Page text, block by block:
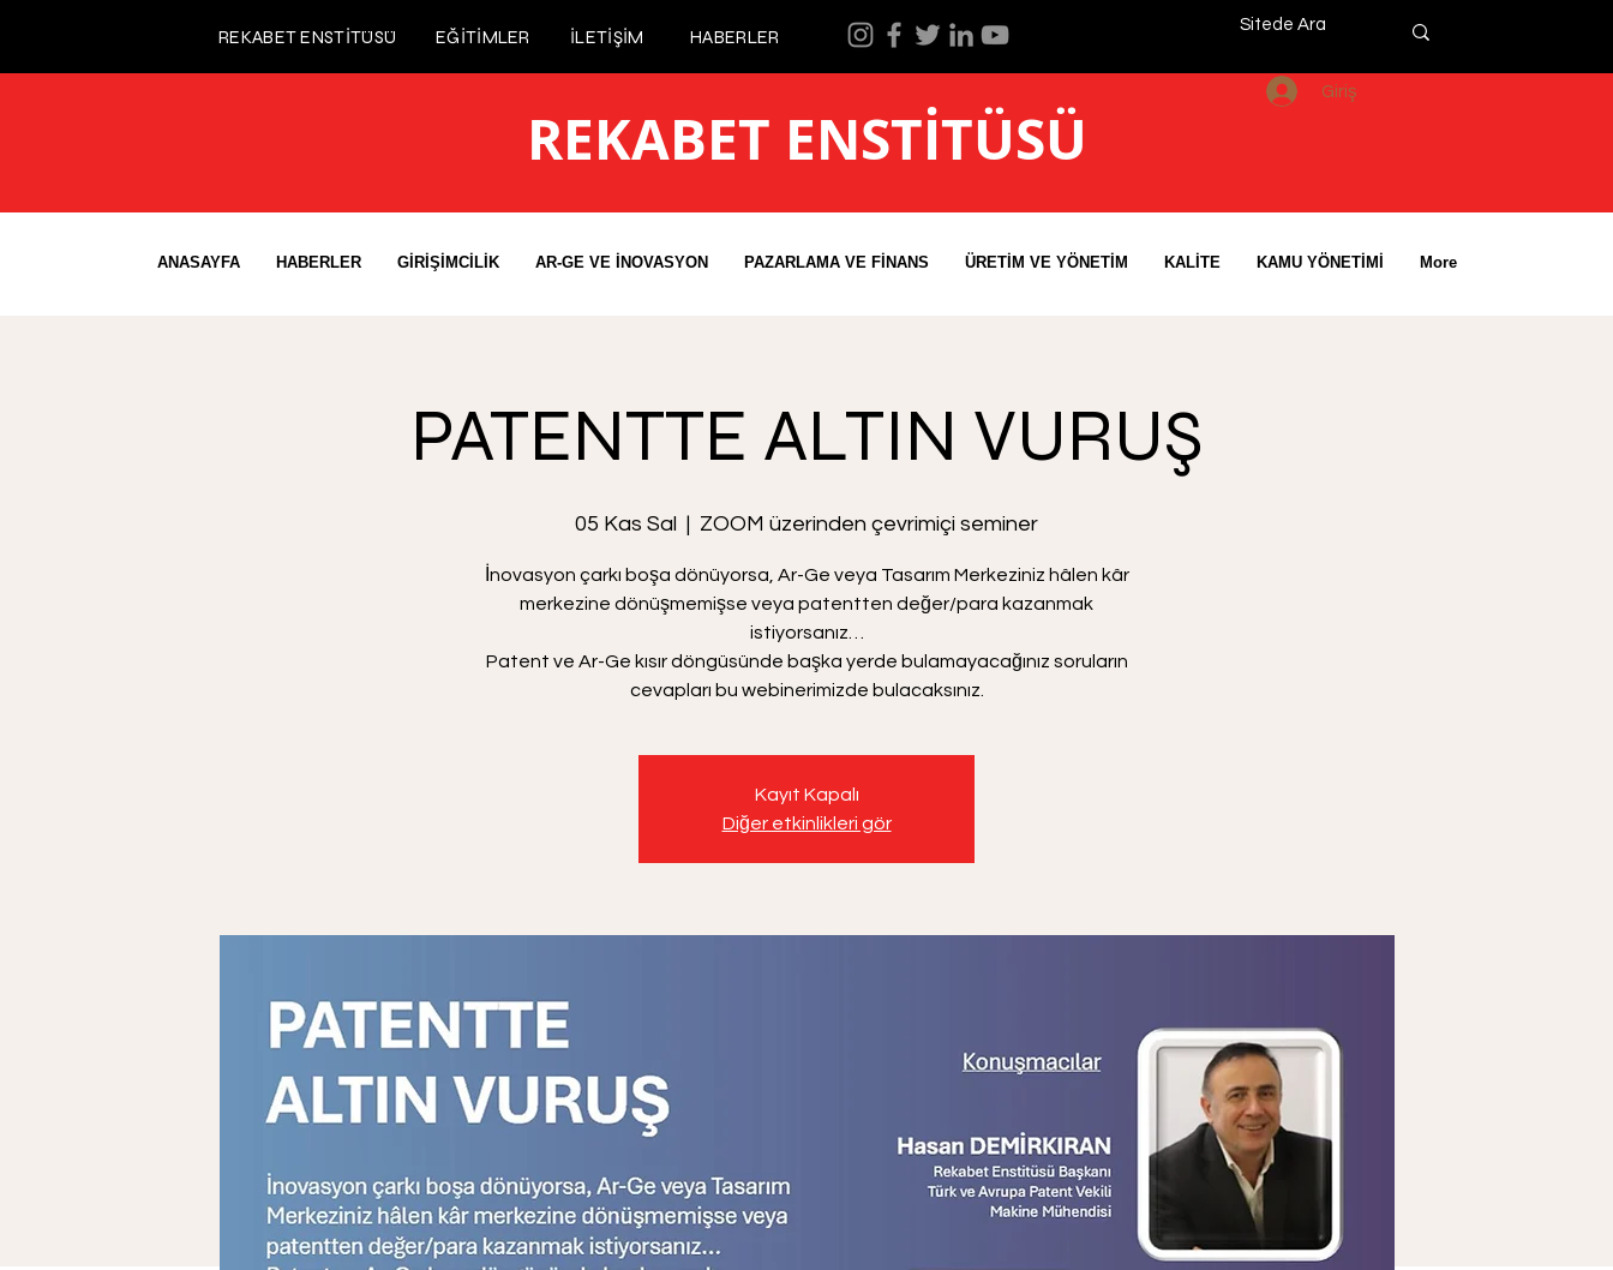
REKABET ENSTİTÜSÜ EĞİTİMLER İLETİŞİM HABERLER
REKABET ENSTİTÜSÜ
Giriş
ANASAYFA HABERLER GİRİŞİMCİLİK AR-GE VE İNOVASYON PAZARLAMA VE FİNANS ÜRETİM VE YÖNETİM KALİTE KAMU YÖNETİMİ More
PATENTTE ALTIN VURUŞ
05 Kas Sal
  |
ZOOM üzerinden çevrimiçi seminer
İnovasyon çarkı boşa dönüyorsa, Ar-Ge veya Tasarım Merkeziniz hâlen kâr
merkezine dönüşmemişse veya patentten değer/para kazanmak
istiyorsanız…
Patent ve Ar-Ge kısır döngüsünde başka yerde bulamayacağınız soruların
cevapları bu webinerimizde bulacaksınız.
Kayıt Kapalı
Diğer etkinlikleri gör